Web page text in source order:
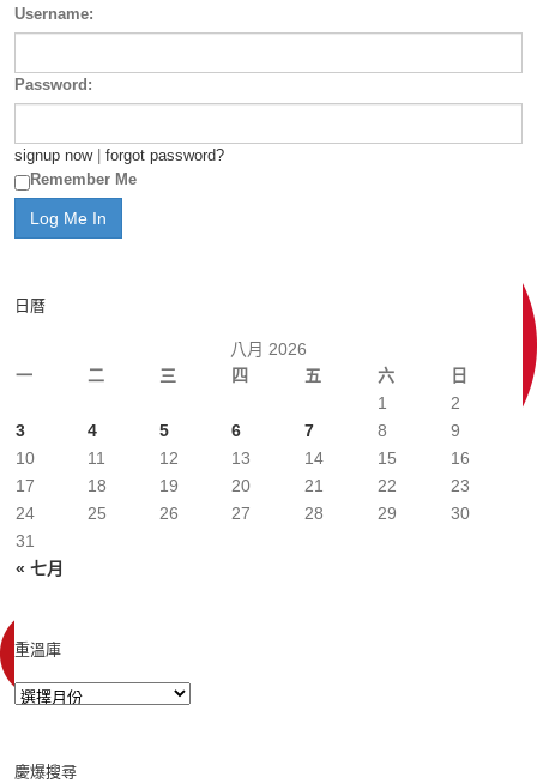
Username:
Password:
signup now| forgot password?
Remember Me
日曆
八月 2026
一
二 三 四 五 六 日
« 七月
1
2
3
4 5 6 7 8
9
10
11 12 13 14 15
16
17
18 19 20 21 22
23
24
25 26 27 28 29
30
31
重溫庫
慶爆搜尋